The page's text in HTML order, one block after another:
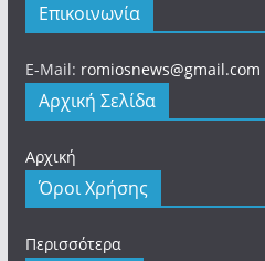
Επικοινωνία
E-Mail: romiosnews@gmail.com
Αρχική Σελίδα
Αρχική
Όροι Χρήσης
Περισσότερα